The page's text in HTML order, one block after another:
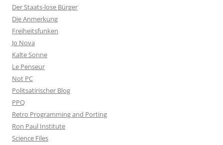
Der Staats-lose Bürger
Die Anmerkung
Freiheitsfunken
Jo Nova
Kalte Sonne
Le Penseur
Not PC
Politsatirischer Blog
PPQ
Retro Programming and Porting
Ron Paul Institute
Science Files